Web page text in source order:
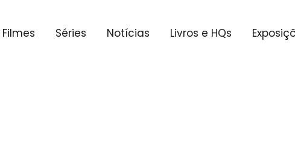
Filmes Séries Notícias Livros e HQs